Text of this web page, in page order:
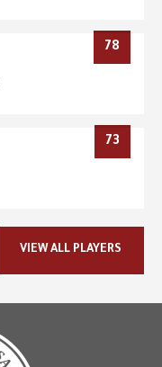
78
73
VIEW ALL PLAYERS